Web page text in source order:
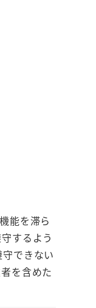
能を滞ら
するよう
できない
を含めた